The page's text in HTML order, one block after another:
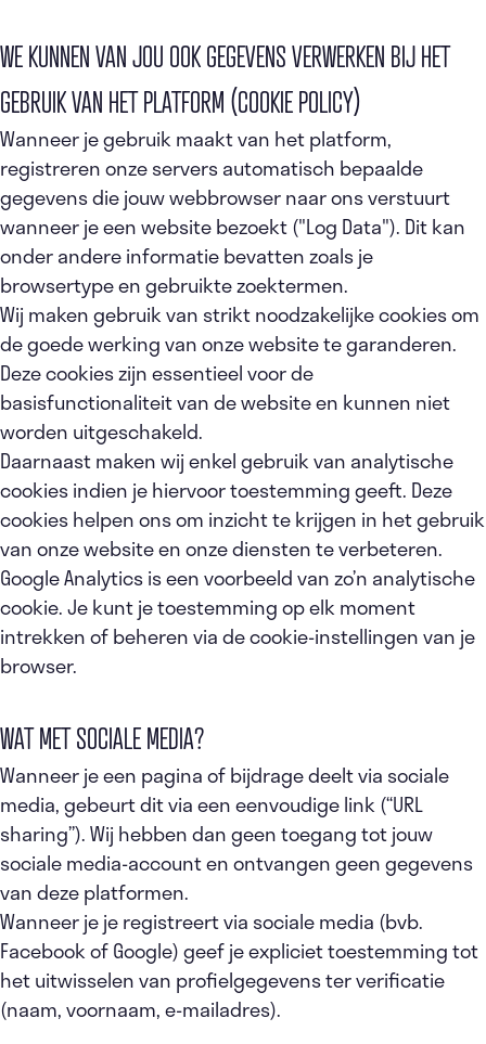
WE KUNNEN VAN JOU OOK GEGEVENS VERWERKEN BIJ HET
GEBRUIK VAN HET PLATFORM (COOKIE POLICY)
Wanneer je gebruik maakt van het platform,
registreren onze servers automatisch bepaalde
gegevens die jouw webbrowser naar ons verstuurt
wanneer je een website bezoekt ("Log Data"). Dit kan
onder andere informatie bevatten zoals je
browsertype en gebruikte zoektermen.
Wij maken gebruik van strikt noodzakelijke cookies om
de goede werking van onze website te garanderen.
Deze cookies zijn essentieel voor de
basisfunctionaliteit van de website en kunnen niet
worden uitgeschakeld.
Daarnaast maken wij enkel gebruik van analytische
cookies indien je hiervoor toestemming geeft. Deze
cookies helpen ons om inzicht te krijgen in het gebruik
van onze website en onze diensten te verbeteren.
Google Analytics is een voorbeeld van zo’n analytische
cookie. Je kunt je toestemming op elk moment
intrekken of beheren via de cookie-instellingen van je
browser.
WAT MET SOCIALE MEDIA?
Wanneer je een pagina of bijdrage deelt via sociale
media, gebeurt dit via een eenvoudige link (“URL
sharing”). Wij hebben dan geen toegang tot jouw
sociale media-account en ontvangen geen gegevens
van deze platformen.
Wanneer je je registreert via sociale media (bvb.
Facebook of Google) geef je expliciet toestemming tot
het uitwisselen van profielgegevens ter verificatie
(naam, voornaam, e-mailadres).